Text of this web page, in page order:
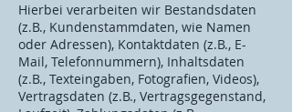
Hierbei verarbeiten wir Bestandsdaten
(z.B., Kundenstammdaten, wie Namen
oder Adressen), Kontaktdaten (z.B., E-
Mail, Telefonnummern), Inhaltsdaten
(z.B., Texteingaben, Fotografien, Videos),
Vertragsdaten (z.B., Vertragsgegenstand,